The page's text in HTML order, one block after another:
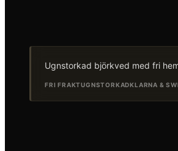
Ugnstorkad björkved med fri
FRI FRAKTUGNSTORKADKLARNA &